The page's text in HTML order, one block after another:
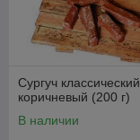
Сургуч классический
коричневый (200 г)
В наличии